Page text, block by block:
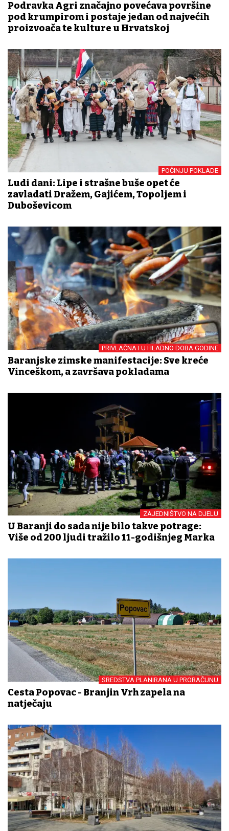
Podravka Agri značajno povećava površine
pod krumpirom i postaje jedan od najvećih
proizvođača te kulture u Hrvatskoj
POČINJU POKLADE
Ludi dani: Lipe i strašne buše opet će
zavladati Dražem, Gajićem, Topoljem i
Duboševicom
PRIVLAČNA I U HLADNO DOBA GODINE
Baranjske zimske manifestacije: Sve kreće
Vinceškom, a završava pokladama
ZAJEDNIŠTVO NA DJELU
U Baranji do sada nije bilo takve potrage:
Više od 200 ljudi tražilo 11-godišnjeg Marka
SREDSTVA PLANIRANA U PRORAČUNU
Cesta Popovac - Branjin Vrh zapela na
natječaju